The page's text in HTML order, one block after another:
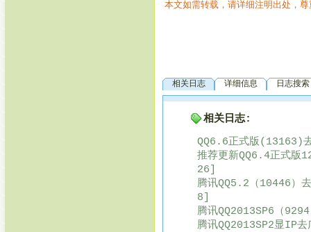
本文如需转载，请详细注明出处，
相关日志 详细信息 日志搜索
相关日志:
QQ6.6正式版(13163)
推荐更新QQ6.4正式版
26]
腾讯QQ5.2（10446）
8]
腾讯QQ2013SP6（
腾讯QQ2013SP2显IP